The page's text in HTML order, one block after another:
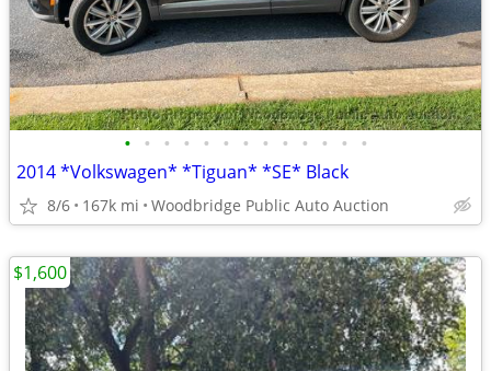
• • • • • • • • • • • • •
2014 *Volkswagen* *Tiguan* *SE* Black
8/6 167k mi Woodbridge Public Auto Auction
$1,600